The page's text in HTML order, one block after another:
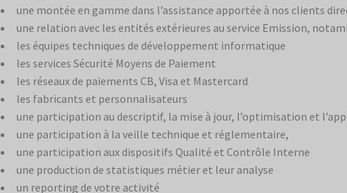
une montée en gamme dans l’assistance apportée à nos clients
une relation avec les entités extérieures au service Emission,
les équipes techniques de développement informatique
les services Sécurité Moyens de Paiement
les réseaux de paiements CB, Visa et Mastercard
les fabricants et personnalisateurs
une participation au descriptif, la mise à jour, l’optimisation et
une participation à la veille technique et réglementaire,
une participation aux dispositifs Qualité et Contrôle Interne
une production de statistiques métier et leur analyse
un reporting de votre activité